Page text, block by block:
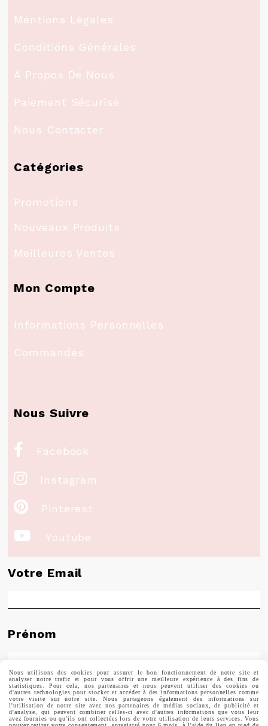
Mentions Légales
Conditions Générales
A Propos De Nous
Paiement Sécurisé
Nous Contacter
Catégories
Promotions
Nouveaux Produits
Meilleures Ventes
Mon Compte
Informations Personnelles
Commandes
Nous Suivre
 Facebook
 Instagram
 Pinterest
 Youtube
Votre Email
Prénom
Valider
Vous pouvez vous désinscrire à tout moment. Vous
Nous utilisons des cookies pour assurer le bon fonctionnement de notre site et
analyser notre trafic et pour vous offrir une meilleure expérience à des fins de
statistiques. Pour cela, nos partenaires et nous peuvent utiliser des cookies ou
d'autres technologies pour stocker et accéder à des informations personnelles comme
votre visite sur notre site. Nous partageons également des informations sur
l'utilisation de notre site avec nos partenaires de médias sociaux, de publicité et
d'analyse, qui peuvent combiner celles-ci avec d'autres informations que vous leur
avez fournies ou qu'ils ont collectées lors de votre utilisation de leurs services. Vous